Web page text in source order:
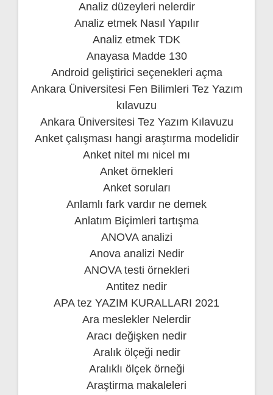
Analiz düzeyleri nelerdir
Analiz etmek Nasıl Yapılır
Analiz etmek TDK
Anayasa Madde 130
Android geliştirici seçenekleri açma
Ankara Üniversitesi Fen Bilimleri Tez Yazım
kılavuzu
Ankara Üniversitesi Tez Yazım Kılavuzu
Anket çalışması hangi araştırma modelidir
Anket nitel mı nicel mı
Anket örnekleri
Anket soruları
Anlamlı fark vardır ne demek
Anlatım Biçimleri tartışma
ANOVA analizi
Anova analizi Nedir
ANOVA testi örnekleri
Antitez nedir
APA tez YAZIM KURALLARI 2021
Ara meslekler Nelerdir
Aracı değişken nedir
Aralık ölçeği nedir
Aralıklı ölçek örneği
Araştirma makaleleri